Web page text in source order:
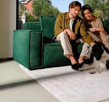
Наш вердикт:
Можно брать! Для
а также мальчикам и
прочей активности.
Читайте также: